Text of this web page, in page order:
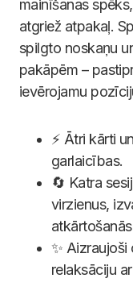
mainīšanas
atgriež atpakaļ.
spilgto noskaņu
pakāpēm –
ievērojamu
⚡️ Ātri kārti
garlaicības.
🔄 Katra
virzienus,
✨
relaksāciju